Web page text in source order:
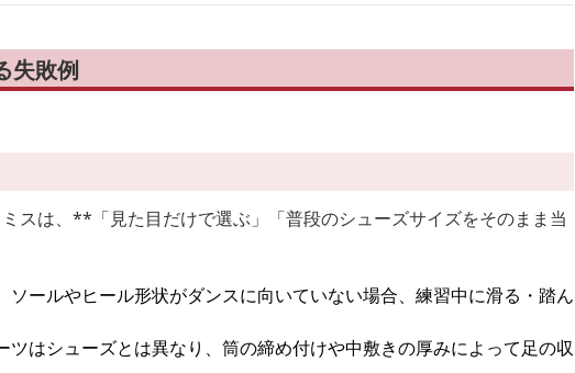
失敗例
スは、**「見た目だけで選ぶ」「普段のシューズサイズをそのまま当
ソールやヒール形状がダンスに向いていない場合、練習中に滑る・踏ん
ツはシューズとは異なり、筒の締め付けや中敷きの厚みによって足の収